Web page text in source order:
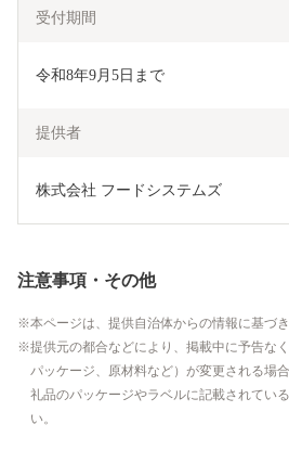
受付期間
令和8年9月5日まで
提供者
株式会社 フードシステムズ
注意事項・その他
本ページは、提供自治体からの情報に基づ
提供元の都合などにより、掲載中に予告な
パッケージ、原材料など）が変更される場
礼品のパッケージやラベルに記載されてい
い。